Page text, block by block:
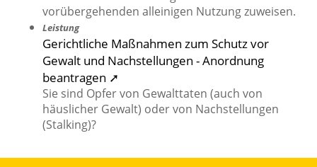
vorübergehenden alleinigen Nutzung zuweisen.
Leistung
Gerichtliche Maßnahmen zum Schutz vor
Gewalt und Nachstellungen - Anordnung
beantragen ➚
Sie sind Opfer von Gewalttaten (auch von
häuslicher Gewalt) oder von Nachstellungen
(Stalking)?